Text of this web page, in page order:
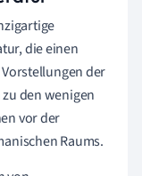
die einen
der
den wenigen
vor der
Raums.